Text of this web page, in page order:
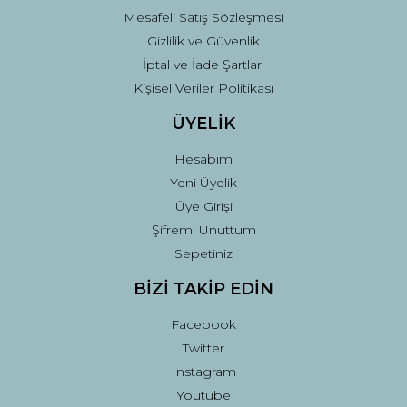
Mesafeli Satış Sözleşmesi
Gizlilik ve Güvenlik
İptal ve İade Şartları
Kişisel Veriler Politikası
ÜYELİK
Hesabım
Yeni Üyelik
Üye Girişi
Şifremi Unuttum
Sepetiniz
BİZİ TAKİP EDİN
Facebook
Twitter
Instagram
Youtube